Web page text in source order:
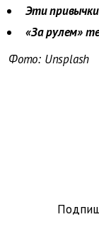
Эти привычки
«За рулем»
Фото: Unsplash